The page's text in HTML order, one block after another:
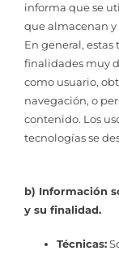
informa que se
que almacenan
En general,
finalidades muy
como usuario,
navegación, o
contenido. Los
tecnologías se
b) Información
y su finalidad.
Técnicas: